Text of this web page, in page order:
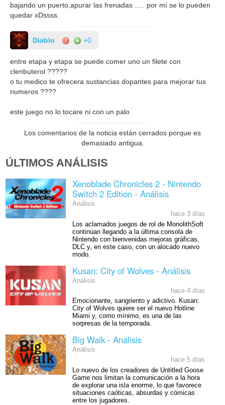
bajando un puerto,apurar las frenadas ..... por mí se lo pueden
quedar xDssss.
Diablo +0
entre etapa y etapa se puede comer uno un filete con
clenbuterol ?????
o tu medico te ofrecera sustancias dopantes para mejorar tus
numeros ????
este juego no lo tocare ni con un palo
Los comentarios de la noticia están cerrados porque es
demasiado antigua.
ÚLTIMOS ANÁLISIS
Xenoblade Chronicles 2 - Nintendo
Switch 2 Edition - Análisis
Análisis
hace 3 días
Los aclamados juegos de rol de MonolithSoft
continúan llegando a la última consola de
Nintendo con bienvenidas mejoras gráficas,
DLC y, en este caso, con un alocado nuevo
modo.
Kusan: City of Wolves - Análisis
Análisis
hace 4 días
Emocionante, sangriento y adictivo. Kusan:
City of Wolves quiere ser el nuevo Hotline
Miami y, como mínimo, es una de las
sorpresas de la temporada.
Big Walk - Análisis
Análisis
hace 5 días
Lo nuevo de los creadores de Untitled Goose
Game nos limitan la comunicación a la hora
de explorar una isla enorme, lo que favorece
situaciones caóticas, absurdas y cómicas
entre los jugadores.